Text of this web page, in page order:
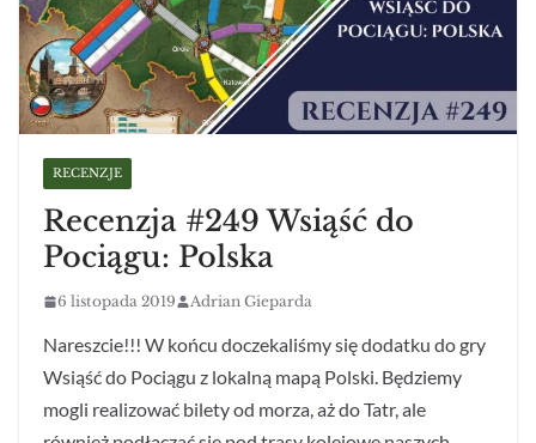
RECENZJE
Recenzja #249 Wsiąść do
Pociągu: Polska
6 listopada 2019 Adrian Gieparda
Nareszcie!!! W końcu doczekaliśmy się dodatku do gry
Wsiąść do Pociągu z lokalną mapą Polski. Będziemy
mogli realizować bilety od morza, aż do Tatr, ale